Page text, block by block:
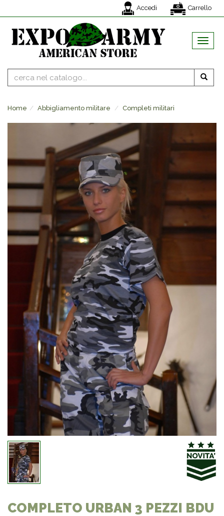
Accedi Carrello
MENU
Home Abbigliamento militare Completi militari
COMPLETO URBAN 3 PEZZI BDU